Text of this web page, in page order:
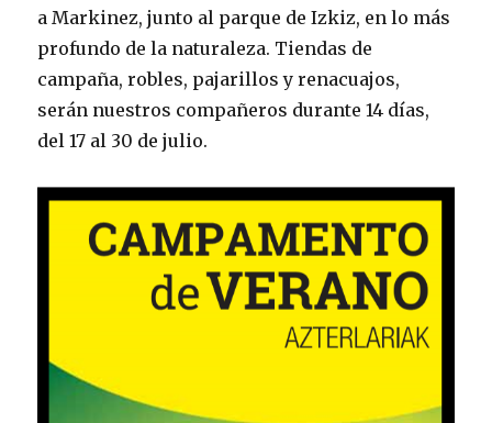
a Markinez, junto al parque de Izkiz, en lo más
profundo de la naturaleza. Tiendas de
campaña, robles, pajarillos y renacuajos,
serán nuestros compañeros durante 14 días,
del 17 al 30 de julio.